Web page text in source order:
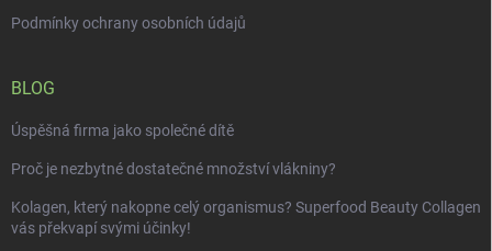
Podmínky ochrany osobních údajů
BLOG
Úspěšná firma jako společné dítě
Proč je nezbytné dostatečné množství vlákniny?
Kolagen, který nakopne celý organismus? Superfood Beauty Collagen
vás překvapí svými účinky!